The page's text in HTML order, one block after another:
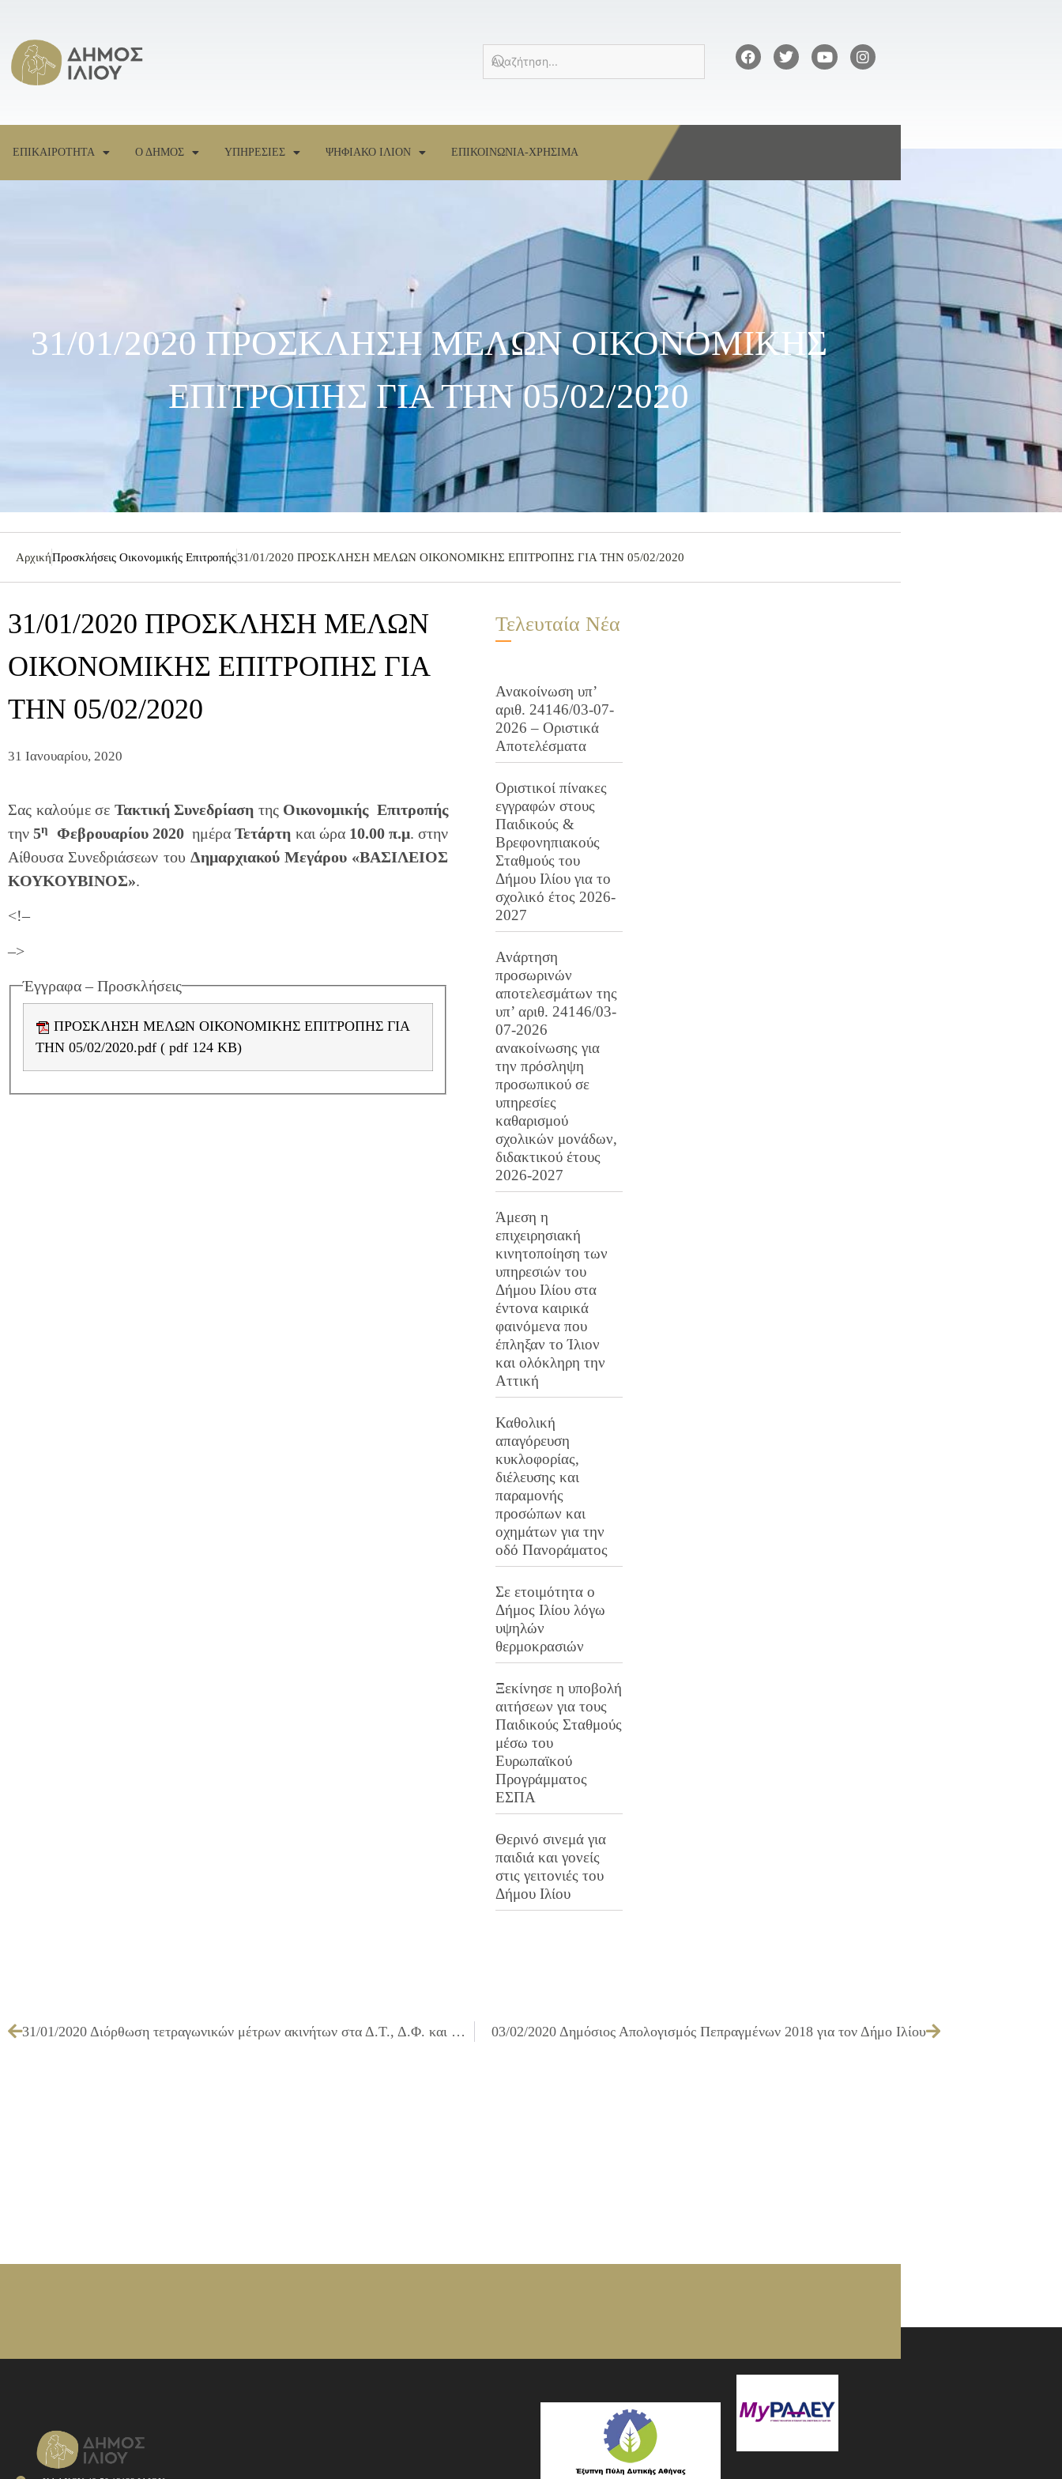
ΕΠΙΚΑΙΡΟΤΗΤΑ Ο ΔΗΜΟΣ ΥΠΗΡΕΣΙΕΣ ΨΗΦΙΑΚΟ ΙΛΙΟΝ ΕΠΙΚΟΙΝΩΝΙΑ-ΧΡΗΣΙΜΑ
31/01/2020 ΠΡΟΣΚΛΗΣΗ ΜΕΛΩΝ ΟΙΚΟΝΟΜΙΚΗΣ
ΕΠΙΤΡΟΠΗΣ ΓΙΑ ΤΗΝ 05/02/2020
ΑρχικήΠροσκλήσεις Οικονομικής Επιτροπής31/01/2020 ΠΡΟΣΚΛΗΣΗ ΜΕΛΩΝ ΟΙΚΟΝΟΜΙΚΗΣ ΕΠΙΤΡΟΠΗΣ ΓΙΑ ΤΗΝ 05/02/2020
31/01/2020 ΠΡΟΣΚΛΗΣΗ ΜΕΛΩΝ
ΟΙΚΟΝΟΜΙΚΗΣ ΕΠΙΤΡΟΠΗΣ ΓΙΑ
ΤΗΝ 05/02/2020
31 Ιανουαρίου, 2020
Σας καλούμε σε Τακτική Συνεδρίαση της Οικονομικής Επιτροπής
την5η Φεβρουαρίου 2020ημέραΤετάρτη και ώρα 10.00 π.μ. στην
Αίθουσα Συνεδριάσεων του Δημαρχιακού Μεγάρου «ΒΑΣΙΛΕΙΟΣ
ΚΟΥΚΟΥΒΙΝΟΣ».
<!–
–>
Έγγραφα – Προσκλήσεις
ΤΗΝ 05/02/2020.pdf ( pdf 124 KB)
Τελευταία Νέα
Ανακοίνωση υπ’
αριθ. 24146/03-07-
2026 – Οριστικά
Αποτελέσματα
Οριστικοί πίνακες
εγγραφών στους
Παιδικούς &
Βρεφονηπιακούς
Σταθμούς του
Δήμου Ιλίου για το
σχολικό έτος 2026-
2027
Ανάρτηση
προσωρινών
αποτελεσμάτων της
υπ’ αριθ. 24146/03-
07-2026
ανακοίνωσης για
την πρόσληψη
προσωπικού σε
υπηρεσίες
καθαρισμού
σχολικών μονάδων,
διδακτικού έτους
2026-2027
Άμεση η
επιχειρησιακή
κινητοποίηση των
υπηρεσιών του
Δήμου Ιλίου στα
έντονα καιρικά
φαινόμενα που
έπληξαν το Ίλιον
και ολόκληρη την
Αττική
Καθολική
απαγόρευση
κυκλοφορίας,
διέλευσης και
παραμονής
προσώπων και
οχημάτων για την
οδό Πανοράματος
Σε ετοιμότητα ο
Δήμος Ιλίου λόγω
υψηλών
θερμοκρασιών
Ξεκίνησε η υποβολή
αιτήσεων για τους
Παιδικούς Σταθμούς
μέσω του
Ευρωπαϊκού
Προγράμματος
ΕΣΠΑ
Θερινό σινεμά για
παιδιά και γονείς
στις γειτονιές του
Δήμου Ιλίου
31/01/2020 Διόρθωση τετραγωνικών μέτρων ακινήτων στα Δ.Τ., Δ.Φ. και ΤΑΠ στους λογαριασμούς της ΔΕΗ και λοιπών παρόχων ηλεκτρικής ενέργειας 03/02/2020 Δημόσιος Απολογισμός Πεπραγμένων 2018 για τον Δήμο Ιλίου